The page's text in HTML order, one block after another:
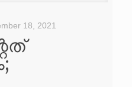
18, 2021